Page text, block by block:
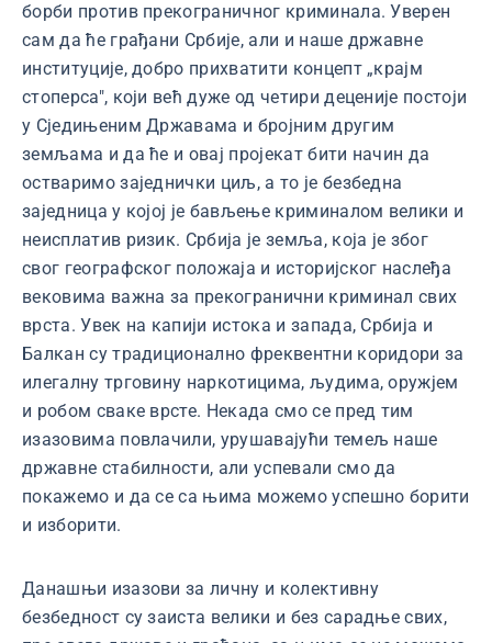
борби против прекограничног криминала. Уверен
сам да ће грађани Србије, али и наше државне
институције, добро прихватити концепт „крајм
стоперса", који већ дуже од четири деценије постоји
у Сједињеним Државама и бројним другим
земљама и да ће и овај пројекат бити начин да
остваримо заједнички циљ, а то је безбедна
заједница у којој је бављење криминалом велики и
неисплатив ризик. Србија је земља, која је због
свог географског положаја и историјског наслеђа
вековима важна за прекогранични криминал свих
врста. Увек на капији истока и запада, Србија и
Балкан су традиционално фреквентни коридори за
илегалну трговину наркотицима, људима, оружјем
и робом сваке врсте. Некада смо се пред тим
изазовима повлачили, урушавајући темељ наше
државне стабилности, али успевали смо да
покажемо и да се са њима можемо успешно борити
и изборити.
Данашњи изазови за личну и колективну
безбедност су заиста велики и без сарадње свих,